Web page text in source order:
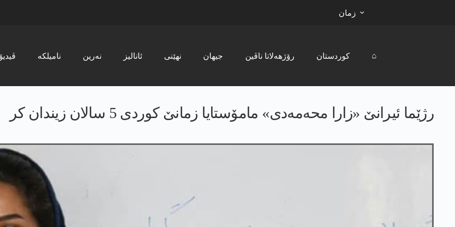
زمان
ڤیدیۆ نامیلکە نەرین ئانالیز نھێنی جیھان رۆژھەلاتا ناڤین کوردستان ⌂
رژێما ئیرانێ «زارا محه‌مه‌دی» مامۆستایا زمانێ کوردی 5 سالان زیندان كر